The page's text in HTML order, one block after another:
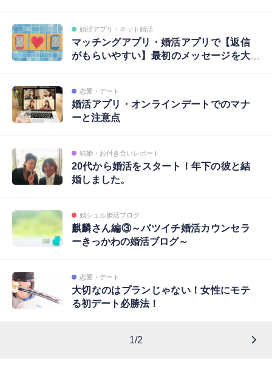
婚活アプリ・ネット婚活
マッチングアプリ・婚活アプリで【返信
がもらいやすい】最初のメッセージを大
恋愛・デート
婚活アプリ・オンラインデートでのマナ
ーと注意点
結婚・お付き合いレポート
20代から婚活をスタート！年下の彼と結
婚しました。
婚シェル婚活ブログ
麒麟さん編③～バツイチ婚活カウンセラ
ーきっかわの婚活ブログ～
恋愛・デート
大切なのはプランじゃない！女性にモテ
る初デート必勝法！
1/2